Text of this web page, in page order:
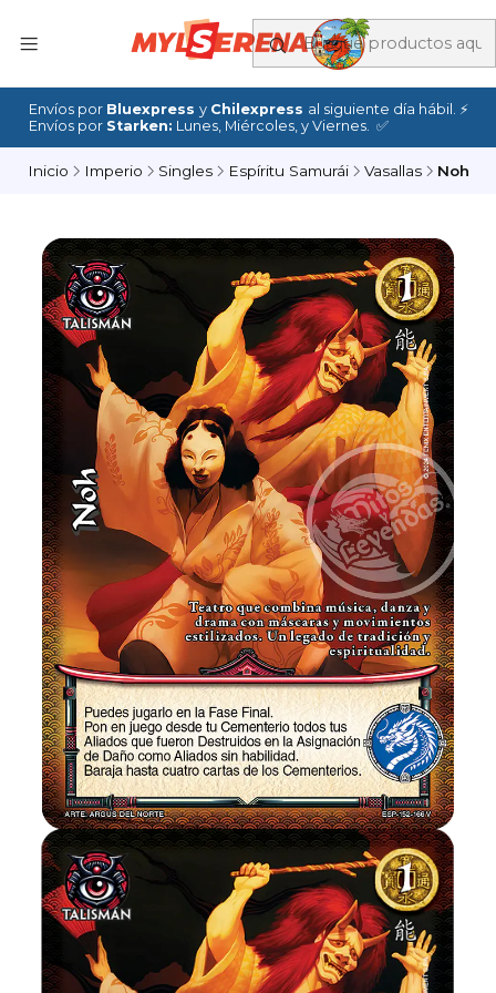
Envíos por Bluexpress y Chilexpress al siguiente día hábil. ⚡
Envíos por Starken: Lunes, Miércoles, y Viernes. ✅
Inicio Imperio Singles Espíritu Samurái Vasallas Noh